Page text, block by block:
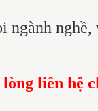
liên hệ